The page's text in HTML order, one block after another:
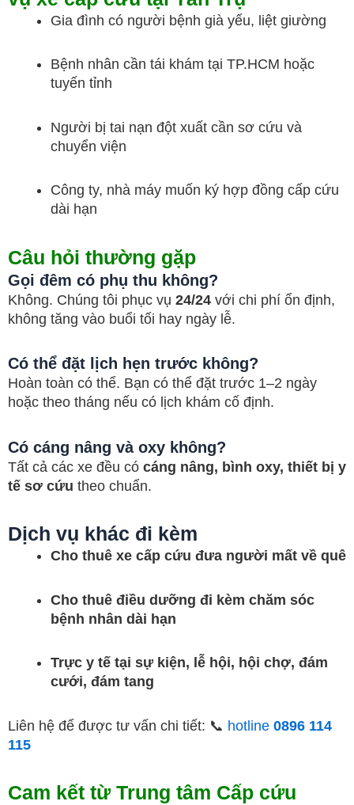
Gia đình có người bệnh già yếu, liệt giường
Bệnh nhân cần tái khám tại TP.HCM hoặc
tuyến tỉnh
Người bị tai nạn đột xuất cần sơ cứu và
chuyển viện
Công ty, nhà máy muốn ký hợp đồng cấp cứu
dài hạn
Câu hỏi thường gặp
Gọi đêm có phụ thu không?
Không. Chúng tôi phục vụ 24/24 với chi phí ổn định,
không tăng vào buổi tối hay ngày lễ.
Có thể đặt lịch hẹn trước không?
Hoàn toàn có thể. Bạn có thể đặt trước 1–2 ngày
hoặc theo tháng nếu có lịch khám cố định.
Có cáng nâng và oxy không?
Tất cả các xe đều có cáng nâng, bình oxy, thiết bị y
tế sơ cứu theo chuẩn.
Dịch vụ khác đi kèm
Cho thuê xe cấp cứu đưa người mất về quê
Cho thuê điều dưỡng đi kèm chăm sóc
bệnh nhân dài hạn
Trực y tế tại sự kiện, lễ hội, hội chợ, đám
cưới, đám tang
Liên hệ để được tư vấn chi tiết: 📞 hotline 0896 114
115
Cam kết từ Trung tâm Cấp cứu